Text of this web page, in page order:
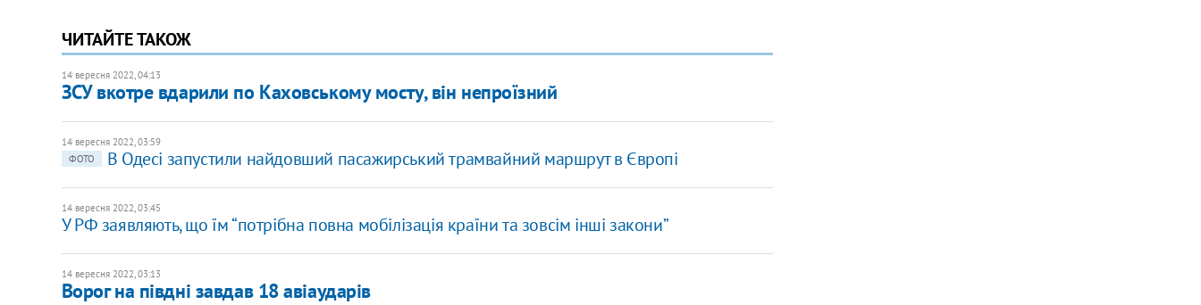
ЧИТАЙТЕ ТАКОЖ
14 вересня 2022, 04:13
ЗСУ вкотре вдарили по Каховському мосту, він непроїзний
14 вересня 2022, 03:59
ФОТО
В Одесі запустили найдовший пасажирський трамвайний маршрут в Європі
14 вересня 2022, 03:45
У РФ заявляють, що їм “потрібна повна мобілізація країни та зовсім інші закони”
14 вересня 2022, 03:13
Ворог на півдні завдав 18 авіаударів